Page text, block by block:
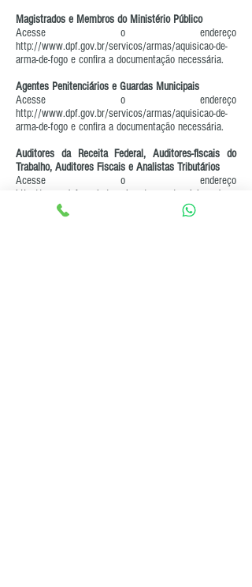
Magistrados e Membros do Ministério Público
Acesse o endereço
http://www.dpf.gov.br/servicos/armas/aquisicao-de-
arma-de-fogo e confira a documentação necessária.
Agentes Penitenciários e Guardas Municipais
Acesse o endereço
http://www.dpf.gov.br/servicos/armas/aquisicao-de-
arma-de-fogo e confira a documentação necessária.
Auditores da Receita Federal, Auditores-fiscais do
Trabalho, Auditores Fiscais e Analistas Tributários
Acesse o endereço
http://www.dpf.gov.br/servicos/armas/aquisicao-de-
arma-de-fogo
e confira a documentação necessária.